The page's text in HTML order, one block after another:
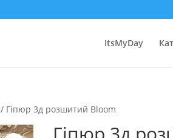
ItsMyDay
/ Гіпюр 3д розшитий Bloom